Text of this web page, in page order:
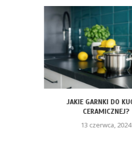
JAKIE GARNKI DO
CERAMICZNEJ?
13 czerwca, 2024